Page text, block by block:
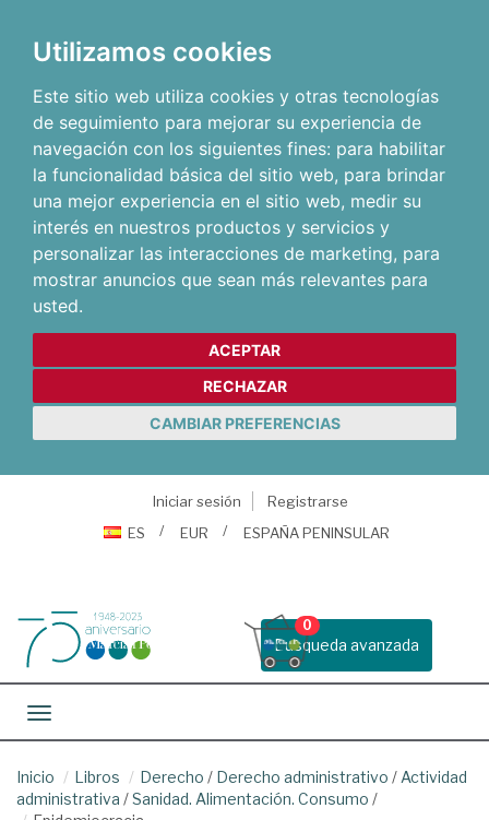
Utilizamos cookies
Este sitio web utiliza cookies y otras tecnologías
de seguimiento para mejorar su experiencia de
navegación con los siguientes fines: para habilitar
la funcionalidad básica del sitio web, para brindar
una mejor experiencia en el sitio web, medir su
interés en nuestros productos y servicios y
personalizar las interacciones de marketing, para
mostrar anuncios que sean más relevantes para
usted.
ACEPTAR
RECHAZAR
CAMBIAR PREFERENCIAS
Iniciar sesión
Registrarse
ES
EUR ESPAÑA PENINSULAR
Busqueda avanzada
0
Toggle navigation
Inicio Libros Derecho / Derecho administrativo / Actividad
administrativa /Sanidad. Alimentación. Consumo /